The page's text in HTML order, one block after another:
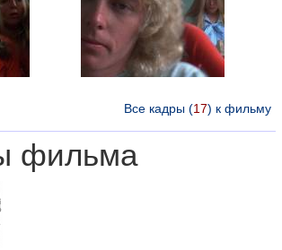
Все кадры (17) к фильму
фильма